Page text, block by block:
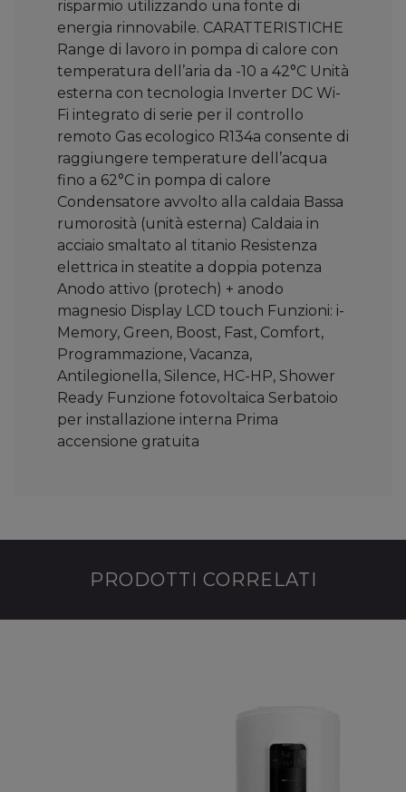
risparmio utilizzando una fonte di
energia rinnovabile. CARATTERISTICHE
Range di lavoro in pompa di calore con
temperatura dell’aria da -10 a 42°C Unità
esterna con tecnologia Inverter DC Wi-
Fi integrato di serie per il controllo
remoto Gas ecologico R134a consente di
raggiungere temperature dell’acqua
fino a 62°C in pompa di calore
Condensatore avvolto alla caldaia Bassa
rumorosità (unità esterna) Caldaia in
acciaio smaltato al titanio Resistenza
elettrica in steatite a doppia potenza
Anodo attivo (protech) + anodo
magnesio Display LCD touch Funzioni: i-
Memory, Green, Boost, Fast, Comfort,
Programmazione, Vacanza,
Antilegionella, Silence, HC-HP, Shower
Ready Funzione fotovoltaica Serbatoio
per installazione interna Prima
accensione gratuita
PRODOTTI CORRELATI